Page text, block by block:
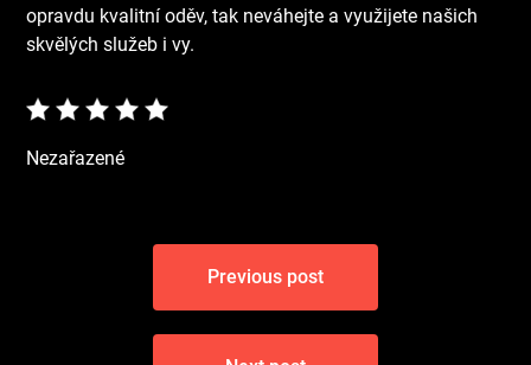
opravdu kvalitní oděv, tak neváhejte a využijete našich
skvělých služeb i vy.
Nezařazené
Navigace
příspěvek
Previous post